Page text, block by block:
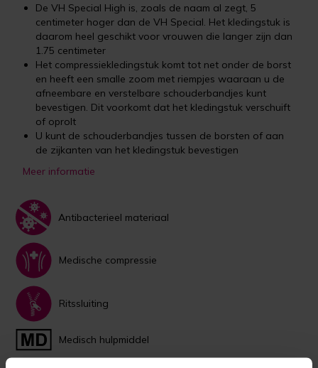
De VH Special High is, zoals de naam al zegt, 5
centimeter hoger dan de VH Special. Het kledingstuk is
daarom heel geschikt voor vrouwen die langer zijn dan
1.75 centimeter
Het compressiekledingstuk komt tot net onder de borst
en heeft een smalle zoom met riempjes waaraan u de
afneembare en verstelbare schouderbandjes kunt
bevestigen. Dit voorkomt dat het kledingstuk verschuift
of oprolt
U kunt de schouderbandjes tussen de borsten of aan
de zijkanten van het kledingstuk bevestigen
Meer informatie
Antibacterieel materiaal
Medische compressie
Ritssluiting
Medisch hulpmiddel